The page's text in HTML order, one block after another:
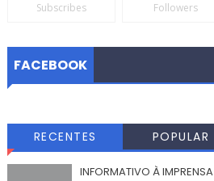
Subscribes Followers
FACEBOOK
RECENTES POPULAR
INFORMATIVO À IMPRENSA